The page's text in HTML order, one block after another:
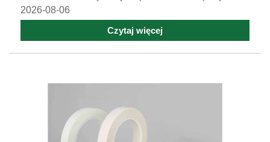
2026-08-06
Czytaj więcej